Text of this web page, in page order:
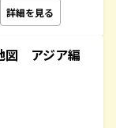
詳細を見る
図 アジア編